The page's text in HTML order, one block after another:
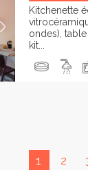
Kitchenette
ondes),
kit...
1 2